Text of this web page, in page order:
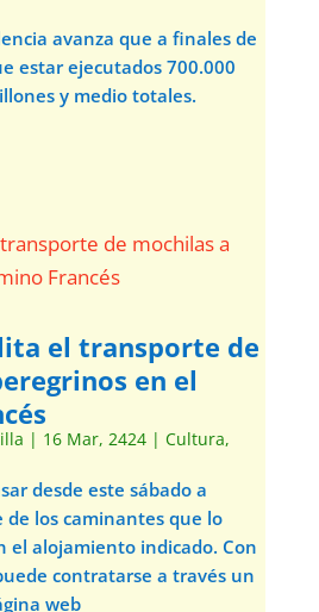
avanza que a finales de
estar ejecutados 700.000
y medio totales.
el transporte de
en el
| 16 Mar, 2424| Cultura,
desde este sábado a
de los caminantes que lo
el alojamiento indicado. Con
contratarse a través un
web